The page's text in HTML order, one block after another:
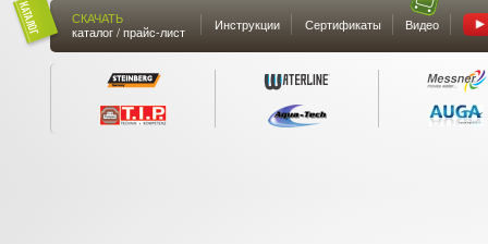
СКАЧАТЬ
каталог / прайс-лист
Инструкции Сертификаты Видео